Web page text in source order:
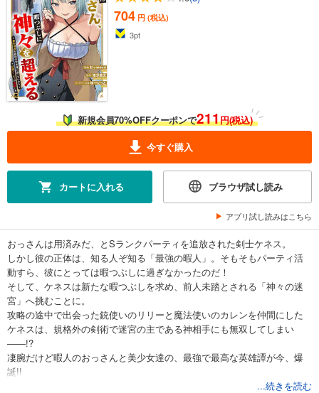
704 円 (税込)
3pt
新規会員70%OFFクーポンで211円(税込)
今すぐ購入
カートに入れる ブラウザ試し読み
アプリ試し読みはこちら
おっさんは用済みだ、とSランクパーティを追放された剣士ケネス。
しかし彼の正体は、知る人ぞ知る「最強の暇人」。そもそもパーティ活
動すら、彼にとっては暇つぶしに過ぎなかったのだ！
そして、ケネスは新たな暇つぶしを求め、前人未踏とされる「神々の迷
宮」へ挑むことに。
攻略の途中で出会った銃使いのリリーと魔法使いのカレンを仲間にした
ケネスは、規格外の剣術で迷宮の主である神相手にも無双してしまい
――!?
凄腕だけど暇人のおっさんと美少女達の、最強で最高な英雄譚が今、爆
誕!!
...続きを読む